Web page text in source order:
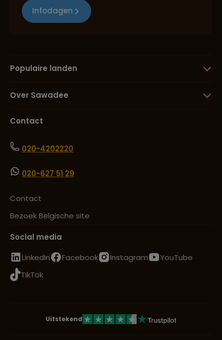
Infodagen
Populaire landen
Over Sawadee
Contact
020-4202220
020-627 51 29
Contact
Bezoek Belgische site
Social media
LinkedIn
Facebook Instagram
YouTube
TikTok
Uitstekend